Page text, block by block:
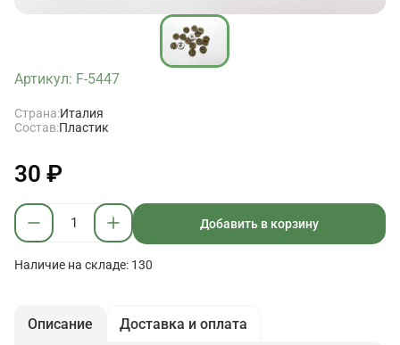
Артикул: F-5447
Страна:Италия
Состав:Пластик
30 ₽
Добавить в корзину
Наличие на складе: 130
Описание Доставка и оплата